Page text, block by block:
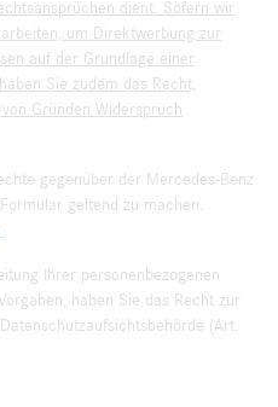
dient. Sofern wir
um Direktwerbung zur
auf der Grundlage einer
Sie zudem das Recht,
Gründen Widerspruch
gegenüber der Mercedes-Benz
geltend zu machen.
Ihrer personenbezogenen
haben Sie das Recht zur
(Art.